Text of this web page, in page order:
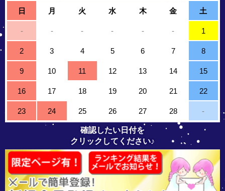
日 月 火 水 木 金 土
- - - - - - 1
2 3 4 5 6 7 8
9 10 11 12 13 14 15
16 17 18 19 20 21 22
23 24 25 26 27 28 -
確認したい日付を
クリックしてください♪